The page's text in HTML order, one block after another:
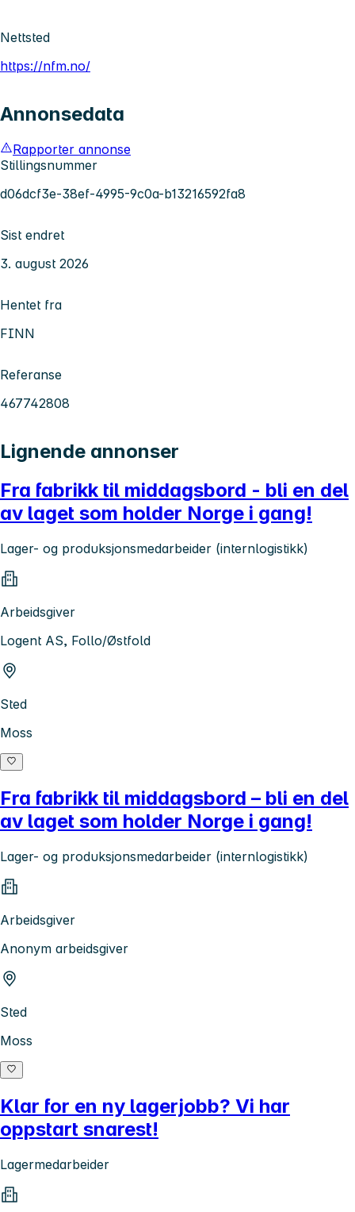
Nettsted
https://nfm.no/
Annonsedata
Rapporter annonse
Stillingsnummer
d06dcf3e-38ef-4995-9c0a-b13216592fa8
Sist endret
3. august 2026
Hentet fra
FINN
Referanse
467742808
Lignende annonser
Fra fabrikk til middagsbord - bli en del
av laget som holder Norge i gang!
Lager- og produksjonsmedarbeider (internlogistikk)
Arbeidsgiver
Logent AS, Follo/Østfold
Sted
Moss
Fra fabrikk til middagsbord – bli en del
av laget som holder Norge i gang!
Lager- og produksjonsmedarbeider (internlogistikk)
Arbeidsgiver
Anonym arbeidsgiver
Sted
Moss
Klar for en ny lagerjobb? Vi har
oppstart snarest!
Lagermedarbeider